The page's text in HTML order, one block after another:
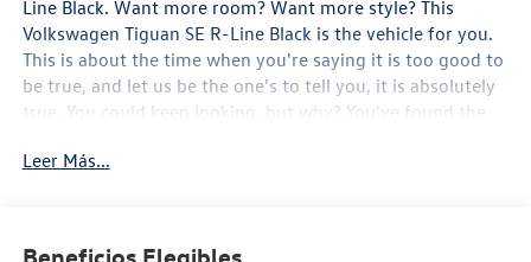
Line Black. Want more room? Want more style? This
Volkswagen Tiguan SE R-Line Black is the vehicle for you.
This is about the time when you're saying it is too good to
be true, and let us be the one's to tell you, it is absolutely
true. You could keep looking, but why? You've found the
Line Black will provide you with everything you have
Leer Más...
Beneficios Elegibles